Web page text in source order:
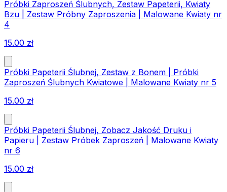
Próbki Zaproszeń Ślubnych, Zestaw Papeterii, Kwiaty
Bzu | Zestaw Próbny Zaproszenia | Malowane Kwiaty nr
4
15.00 zł
Próbki Papeterii Ślubnej, Zestaw z Bonem | Próbki
Zaproszeń Ślubnych Kwiatowe | Malowane Kwiaty nr 5
15.00 zł
Próbki Papeterii Ślubnej, Zobacz Jakość Druku i
Papieru | Zestaw Próbek Zaproszeń | Malowane Kwiaty
nr 6
15.00 zł